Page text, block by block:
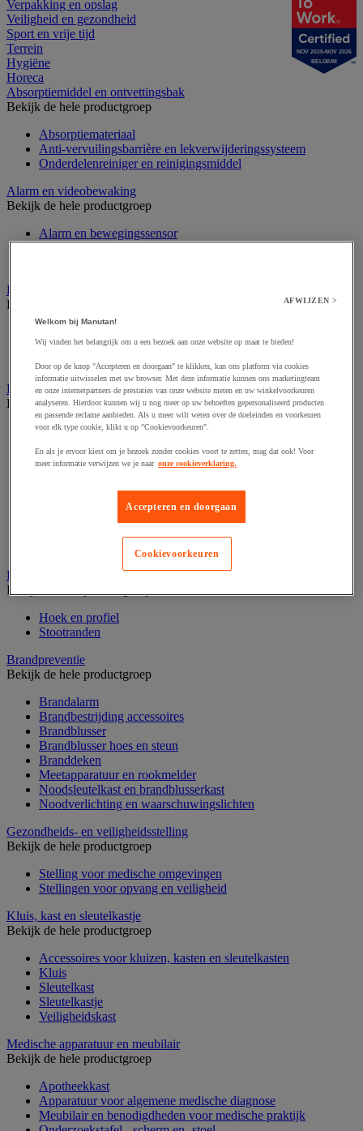
Verpakking en opslag
Veiligheid en gezondheid
Sport en vrije tijd
Terrein
Hygiëne
Horeca
Absorptiemiddel en ontvettingsbak
Bekijk de hele productgroep
Absorptiemateriaal
Anti-vervuilingsbarrière en lekverwijderingssysteem
Onderdelenreiniger en reinigingsmiddel
Alarm en videobewaking
Bekijk de hele productgroep
Alarm en bewegingssensor
Badge en prikklok
Bekijk de hele productgroep
Draaihek en klapdeur
Prikklok en rondecontrole
Barrière- en beschermingspaal
Bekijk de hele productgroep
Afzetpaal met band
Afzetpaal met bord
Afzetpaal met ketting
Beschermende afscherming
Beschermende rolbeugel
Bescherming en demper
Bekijk de hele productgroep
Hoek en profiel
Stootranden
Brandpreventie
Bekijk de hele productgroep
Brandalarm
Brandbestrijding accessoires
Brandblusser
Brandblusser hoes en steun
Branddeken
Meetapparatuur en rookmelder
Noodsleutelkast en brandblusserkast
Noodverlichting en waarschuwingslichten
Gezondheids- en veiligheidsstelling
Bekijk de hele productgroep
Stelling voor medische omgevingen
Stellingen voor opvang en veiligheid
Kluis, kast en sleutelkastje
Bekijk de hele productgroep
Accessoires voor kluizen, kasten en sleutelkasten
Kluis
Sleutelkast
Sleutelkastje
Veiligheidskast
Medische apparatuur en meubilair
Bekijk de hele productgroep
Apotheekkast
Apparatuur voor algemene medische diagnose
Meubilair en benodigdheden voor medische praktijk
NOV 2025-NOV 2026
BELGIUM
AFWIJZEN >
Welkom bij Manutan!
Wij vinden het belangrijk om u een bezoek aan onze website op maat te bieden!
Door op de knop "Accepteren en doorgaan" te klikken, kan ons platform via cookies
informatie uitwisselen met uw browser. Met deze informatie kunnen ons marketingteam
en onze internetpartners de prestaties van onze website meten en uw winkelvoorkeuren
analyseren. Hierdoor kunnen wij u nog meer op uw behoeften gepersonaliseerd producten
en passende reclame aanbieden. Als u meer wilt weten over de doeleinden en voorkeuren
voor elk type cookie, klikt u op "Cookievoorkeuren".
En als je ervoor kiest om je bezoek zonder cookies voort te zetten, mag dat ook! Voor
meer informatie verwijzen we je naar onze cookieverklaring.
Accepteren en doorgaan
Cookievoorkeuren